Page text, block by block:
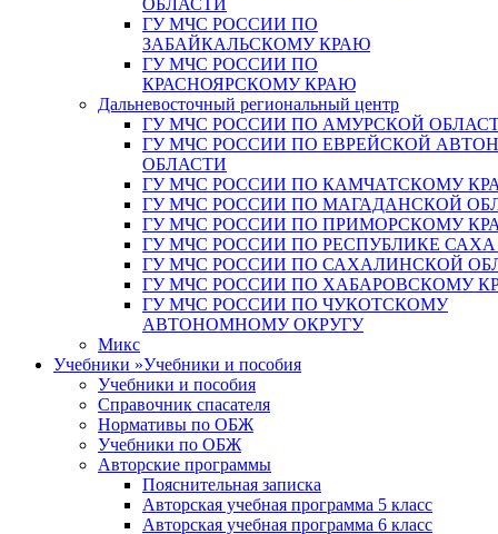
ОБЛАСТИ
ГУ МЧС РОССИИ ПО
ЗАБАЙКАЛЬСКОМУ КРАЮ
ГУ МЧС РОССИИ ПО
КРАСНОЯРСКОМУ КРАЮ
Дальневосточный региональный центр
ГУ МЧС РОССИИ ПО АМУРСКОЙ
ГУ МЧС РОССИИ ПО ЕВРЕЙСКОЙ
ОБЛАСТИ
ГУ МЧС РОССИИ ПО КАМЧАТСКОМУ
ГУ МЧС РОССИИ ПО МАГАДАНСКОЙ
ГУ МЧС РОССИИ ПО ПРИМОРСКОМУ
ГУ МЧС РОССИИ ПО РЕСПУБЛИКЕ
ГУ МЧС РОССИИ ПО САХАЛИНСКОЙ
ГУ МЧС РОССИИ ПО ХАБАРОВСКОМУ
ГУ МЧС РОССИИ ПО ЧУКОТСКОМУ
АВТОНОМНОМУ ОКРУГУ
Микс
Учебники »Учебники и пособия
Учебники и пособия
Справочник спасателя
Нормативы по ОБЖ
Учебники по ОБЖ
Авторские программы
Пояснительная записка
Авторская учебная программа 5 класс
Авторская учебная программа 6 класс